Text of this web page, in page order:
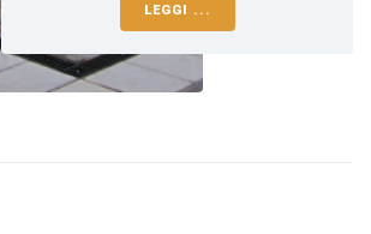
LEGGI ...